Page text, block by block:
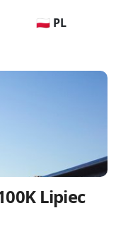
🇵🇱 PL
Lipiec